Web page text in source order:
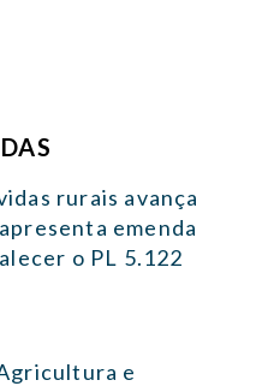
rurais avança
emenda
o PL 5.122
e